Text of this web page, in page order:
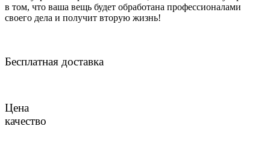
в том, что ваша вещь будет обработана профессионалами
своего дела и получит вторую жизнь!
Бесплатная доставка
Цена
качество